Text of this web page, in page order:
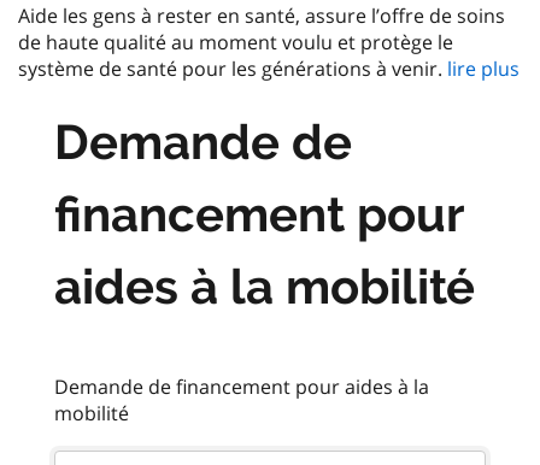
Aide les gens à rester en santé, assure l’offre de soins
de haute qualité au moment voulu et protège le
système de santé pour les générations à venir. lire plus
Demande de
financement pour
aides à la mobilité
Demande de financement pour aides à la